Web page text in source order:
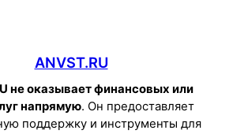
ANVST.RU
не оказывает финансовых или
напрямую. Он предоставляет
поддержку и инструменты для